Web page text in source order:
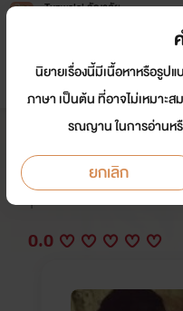
Tunwalai ธัญวลัย
หน้าแรก นิยาย
Club Fatto เรื่อ
นักเขียน: อ้วน
Y
0.0
นิยายเรื่องนี้มีเนื้อหาหรือรูป
ภาษา เป็นต้น ที่อาจไม่เหมาะ
รณญาน ในการอ่านห
ยกเลิก